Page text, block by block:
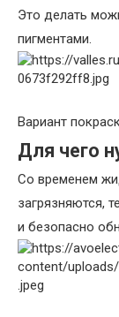
Это делать
пигментами.
Вариант
Для чего
Со временем
загрязняются,
и безопасно